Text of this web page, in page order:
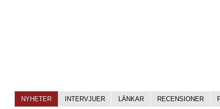
NYHETER INTERVJUER LÄNKAR RECENSIONER